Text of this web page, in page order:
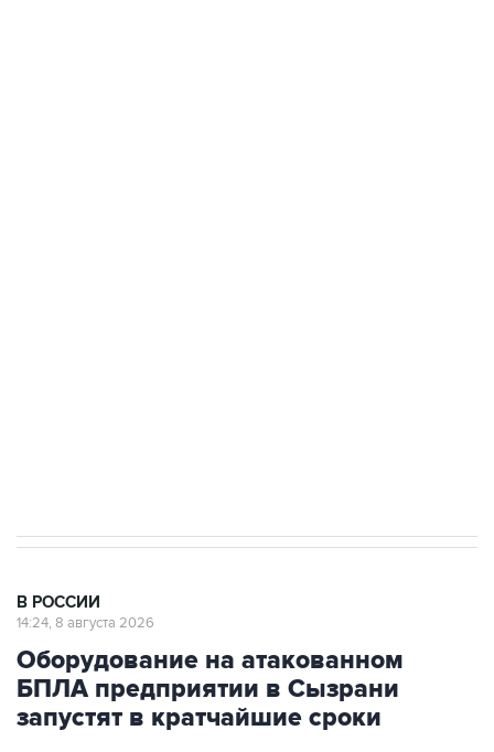
В РОССИИ
14:24, 8 августа 2026
Оборудование на атакованном
БПЛА предприятии в Сызрани
запустят в кратчайшие сроки